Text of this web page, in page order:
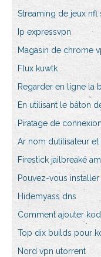
Streaming de jeux nfl
Ip expressvpn
Magasin de chrome
Flux kuwtk
Regarder en ligne la
En utilisant le bâton
Piratage de
Ar nom dutilisateur
Firestick jailbreaké
Pouvez-vous
Hidemyass dns
Comment ajouter
Top dix builds pour
Nord vpn utorrent